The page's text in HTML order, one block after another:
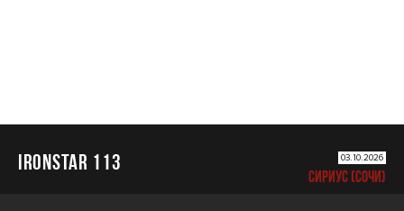
IRONSTAR 113 03.10.2026
СИРИУС (СОЧИ)